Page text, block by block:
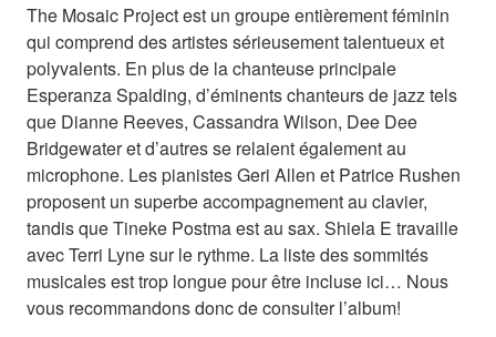
The Mosaic Project est un groupe entièrement féminin
qui comprend des artistes sérieusement talentueux et
polyvalents. En plus de la chanteuse principale
Esperanza Spalding, d’éminents chanteurs de jazz tels
que Dianne Reeves, Cassandra Wilson, Dee Dee
Bridgewater et d’autres se relaient également au
microphone. Les pianistes Geri Allen et Patrice Rushen
proposent un superbe accompagnement au clavier,
tandis que Tineke Postma est au sax. Shiela E travaille
avec Terri Lyne sur le rythme. La liste des sommités
musicales est trop longue pour être incluse ici… Nous
vous recommandons donc de consulter l’album!